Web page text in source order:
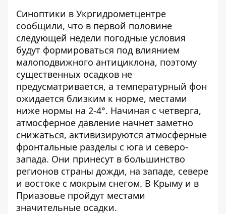
Синоптики в Укргидрометцентре
сообщили, что в первой половине
следующей недели погодные условия
будут формироваться под влиянием
малоподвижного антициклона, поэтому
существенных осадков не
предусматривается, а температурный фон
ожидается близким к норме, местами
ниже нормы на 2-4°. Начиная с четверга,
атмосферное давление начнет заметно
снижаться, активизируются атмосферные
фронтальные разделы с юга и северо-
запада. Они принесут в большинство
регионов страны дожди, на западе, севере
и востоке с мокрым снегом. В Крыму и в
Приазовье пройдут местами
значительные осадки.